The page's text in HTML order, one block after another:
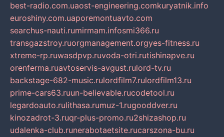
best-radio.com.uaost-engineering.comkuryatnik.info
euroshiny.com.uaporemontuavto.com
searchus-nauti.rumirmam.infosmi366.ru
transgazstroy.ruorgmanagement.orgyes-fitness.ru
xtreme-rp.ruwasdpvp.ruvoda-otri.rutishinapve.ru
orenferma.ruavtoservis-avgust.rulord-tv.ru
backstage-682-music.rulordfilm7.rulordfilm13.ru
prime-cars63.ruun-believable.rucodetool.ru
legardoauto.rulithasa.rumuz-1.rugooddver.ru
kinozadrot-3.ruqr-plus-promo.ru2shizashop.ru
udalenka-club.runerabotaetsite.rucarszona-bu.ru